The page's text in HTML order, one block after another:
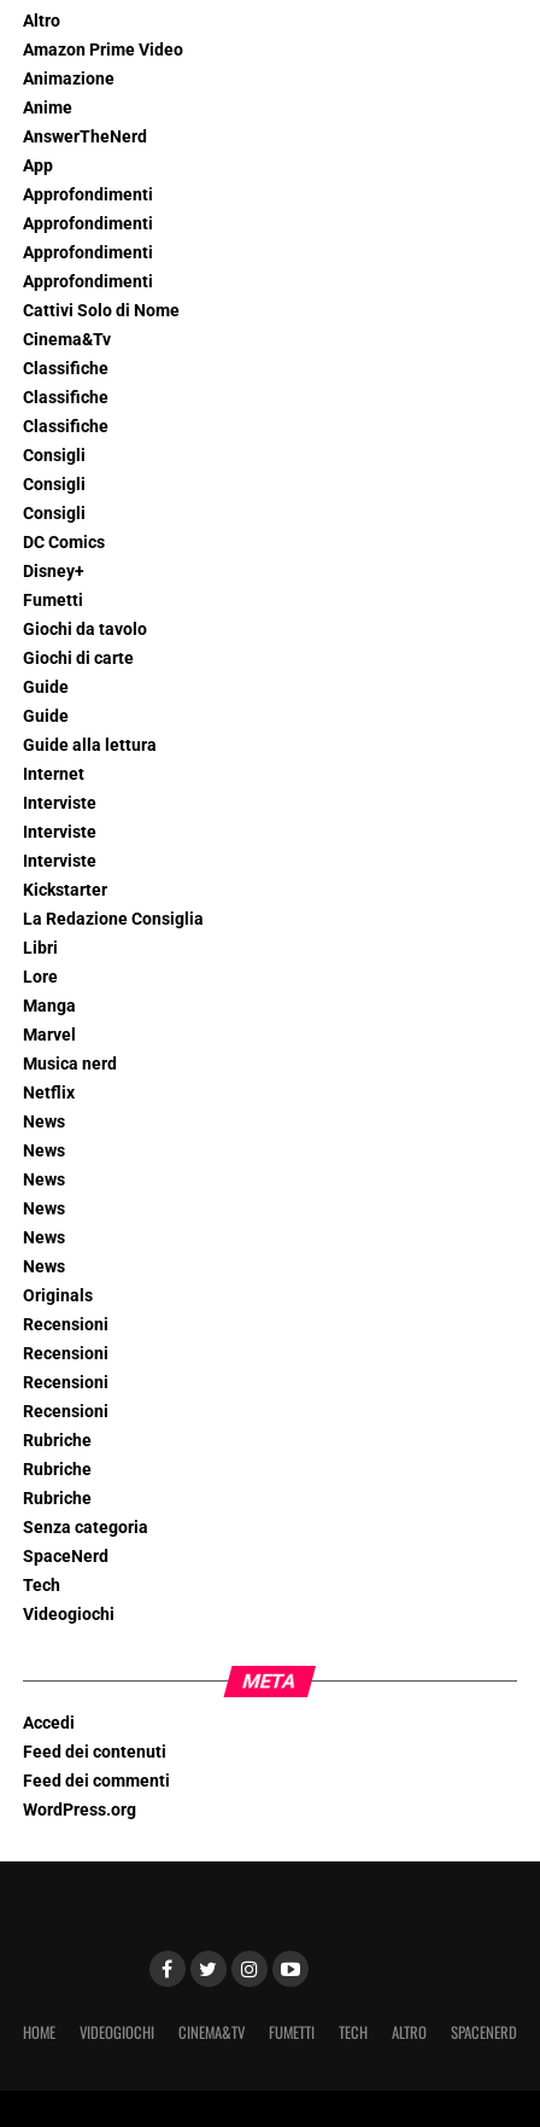
Altro
Amazon Prime Video
Animazione
Anime
AnswerTheNerd
App
Approfondimenti
Approfondimenti
Approfondimenti
Approfondimenti
Cattivi Solo di Nome
Cinema&Tv
Classifiche
Classifiche
Classifiche
Consigli
Consigli
Consigli
DC Comics
Disney+
Fumetti
Giochi da tavolo
Giochi di carte
Guide
Guide
Guide alla lettura
Internet
Interviste
Interviste
Interviste
Kickstarter
La Redazione Consiglia
Libri
Lore
Manga
Marvel
Musica nerd
Netflix
News
News
News
News
News
News
Originals
Recensioni
Recensioni
Recensioni
Recensioni
Rubriche
Rubriche
Rubriche
Senza categoria
SpaceNerd
Tech
Videogiochi
META
Accedi
Feed dei contenuti
Feed dei commenti
WordPress.org
HOME VIDEOGIOCHI CINEMA&TV FUMETTI TECH ALTRO SPACENERD